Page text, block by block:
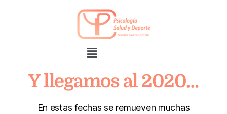
Y llegamos al 2020…
En estas fechas se remueven muchas